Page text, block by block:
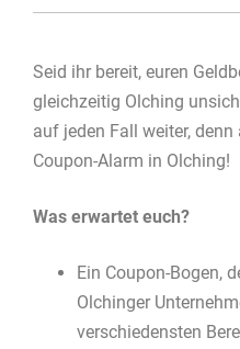
Seid ihr bereit, euren
gleichzeitig Olching
auf jeden Fall weiter,
Coupon-Alarm in Olching!
Was erwartet euch?
Ein Coupon-Bogen,
Olchinger
verschiedensten